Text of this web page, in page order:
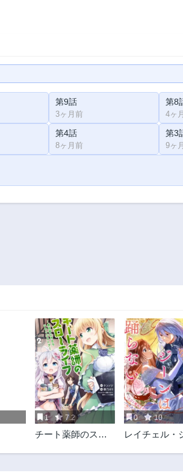
第9話
3ヶ月前
第8
4ヶ
第4話
8ヶ月前
第3
9ヶ
1 7.2
チート薬師のスロ
トア
0 10
レイチェル・